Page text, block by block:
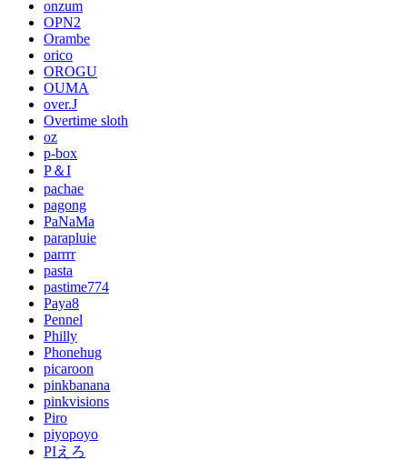
onzum
OPN2
Orambe
orico
OROGU
OUMA
over.J
Overtime sloth
oz
p-box
P＆I
pachae
pagong
PaNaMa
parapluie
parrrr
pasta
pastime774
Paya8
Pennel
Philly
Phonehug
picaroon
pinkbanana
pinkvisions
Piro
piyopoyo
PIえろ